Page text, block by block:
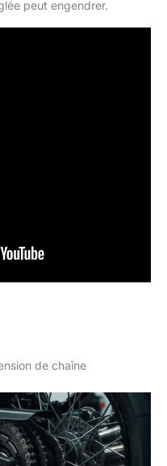
peut engendrer.
de chaîne